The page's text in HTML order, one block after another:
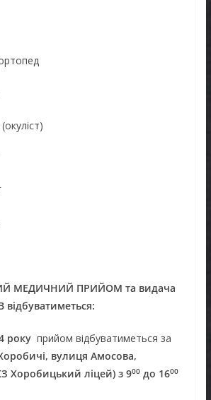
МЕДИЧНИЙ ПРИЙОМ та видача
:
року прийом відбуватиметься за
вулиця Амосова,
Хоробицький ліцей) з 900до 1600